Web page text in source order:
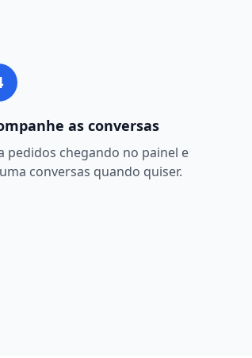
as conversas
pedidos chegando no painel e
conversas quando quiser.